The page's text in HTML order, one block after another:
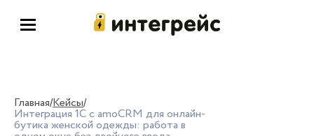
Главная/Кейсы/
Интеграция 1С с amoCRM для онлайн-
бутика женской одежды: работа в